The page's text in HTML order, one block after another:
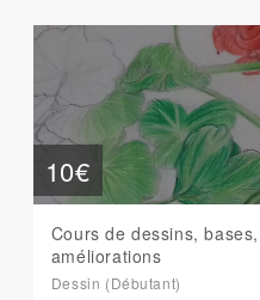
10€
Cours de dessins,
améliorations
Dessin (Débutant)